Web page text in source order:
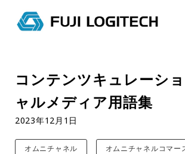
コンテンツキュレーシ
ャルメディア用語集
2023年12月1日
オムニチャネル オムニチャネルコマー